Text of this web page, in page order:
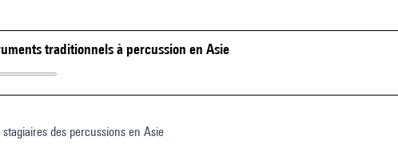
traditionnels à percussion en Asie
des percussions en Asie